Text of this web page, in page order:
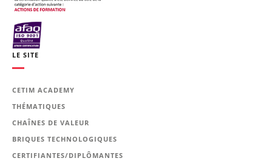
formation
Généralités
corrosion.
LE SITE
CETIM ACADEMY
THÉMATIQUES
CHAÎNES DE VALEUR
BRIQUES TECHNOLOGIQUES
CERTIFIANTES/DIPLÔMANTES